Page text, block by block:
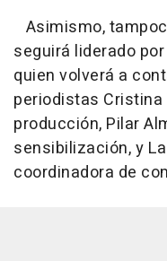
Asimismo,
seguirá liderado
quien volverá a
periodistas Cristina
producción, Pilar
sensibilización, y
coordinadora de